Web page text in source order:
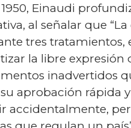
1950, Einaudi
al señalar que
tres tratamientos,
la libre expresión
inadvertidos
aprobación rápida
accidentalmente,